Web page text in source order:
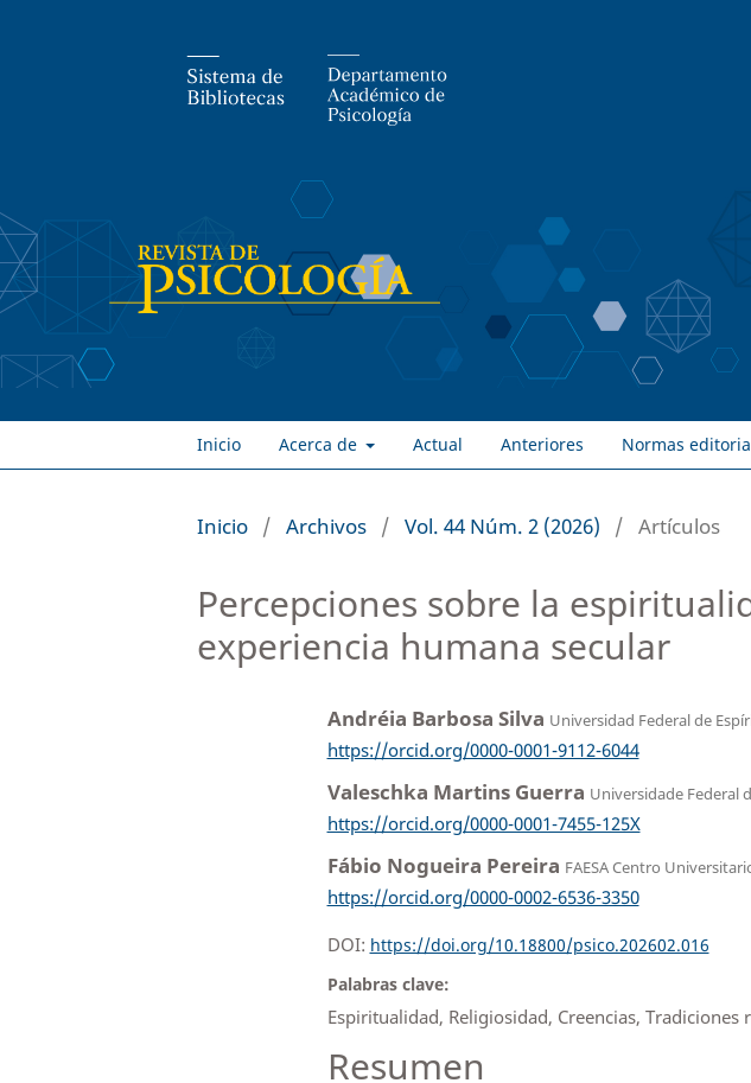
Inicio Acerca de Actual Anteriores Normas
Inicio / Archivos / Vol. 44 Núm. 2 (2026) / Artículos
Percepciones sobre la
experiencia humana secular
Andréia Barbosa Silva Universidad Federal de
https://orcid.org/0000-0001-9112-6044
Valeschka Martins Guerra Universidade Federal
https://orcid.org/0000-0001-7455-125X
Fábio Nogueira Pereira FAESA Centro
https://orcid.org/0000-0002-6536-3350
DOI: https://doi.org/10.18800/psico.202602.016
Palabras clave:
Espiritualidad, Religiosidad, Creencias, Tradiciones
Resumen